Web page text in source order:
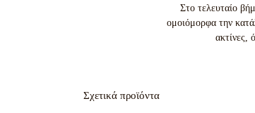
Στο τελευταίο
ομοιόμορφα την
ακτίνες,
Σχετικά προϊόντα